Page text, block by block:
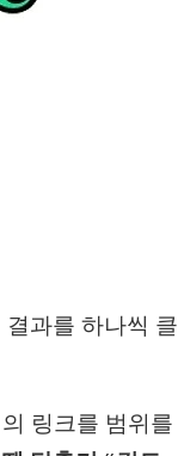
과를 하나씩 클
링크를 범위를